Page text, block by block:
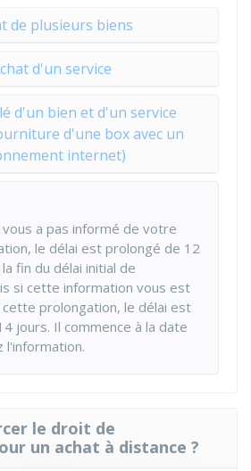
de plusieurs biens
d'un service
d'un bien et d'un service
d'une box avec un
internet)
a pas informé de votre
le délai est prolongé de 12
fin du délai initial de
si cette information vous est
prolongation, le délai est
jours. Il commence à la date
l'information.
le droit de
un achat à distance ?